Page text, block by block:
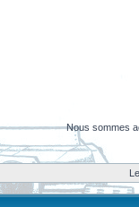
Nous sommes